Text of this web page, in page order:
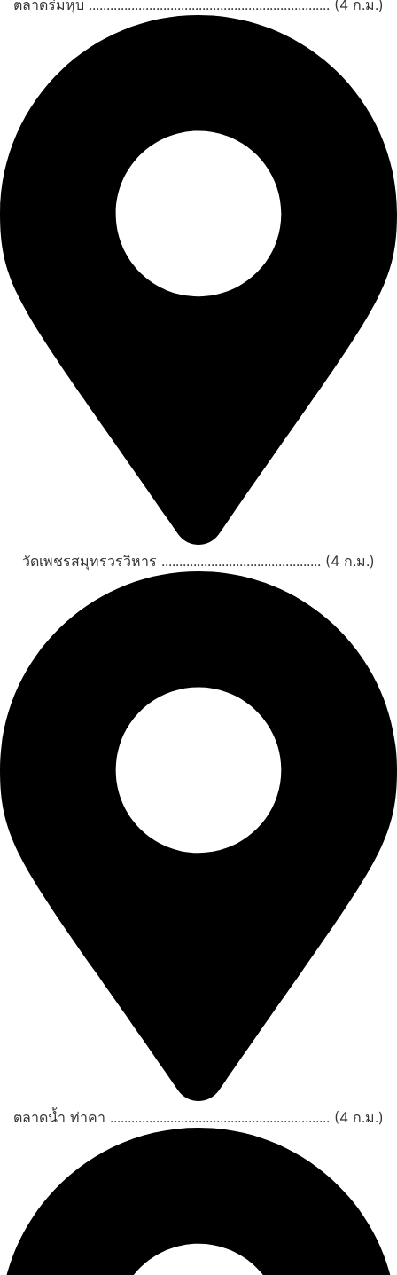
ตลาดร่มหุบ .................................................................... (4 ก.ม.)
วัดเพชรสมุทรวรวิหาร ............................................. (4 ก.ม.)
ตลาดน้ำ ท่าคา .............................................................. (4 ก.ม.)